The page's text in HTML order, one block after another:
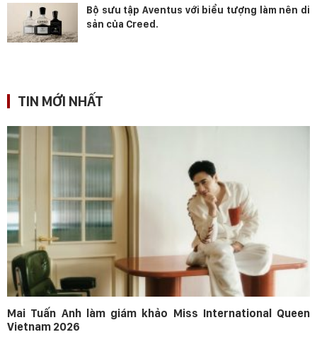
Bộ sưu tập Aventus với biểu tượng làm nên di
sản của Creed.
TIN MỚI NHẤT
Mai Tuấn Anh làm giám khảo Miss International Queen
Vietnam 2026